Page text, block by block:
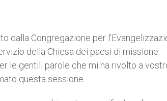
dalla Congregazione per
della Chiesa dei paesi di missione.
le gentili parole che mi ha rivolto a
questa sessione.